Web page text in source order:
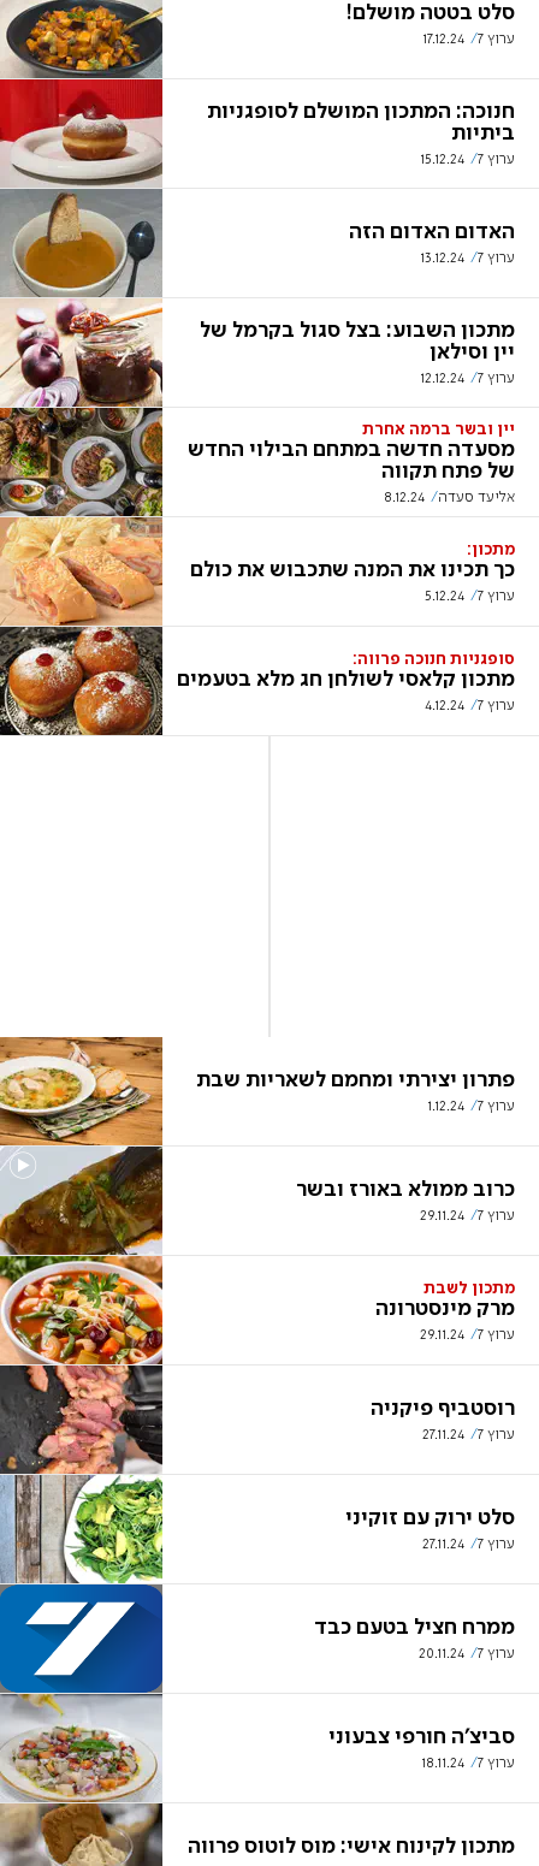
סלט בטטה מושלם!
ערוץ 7 17.12.24
חנוכה: המתכון המושלם לסופגניות
ביתיות
ערוץ 7 15.12.24
האדום האדום הזה
ערוץ 7 13.12.24
מתכון השבוע: בצל סגול בקרמל של
יין וסילאן
ערוץ 7 12.12.24
יין ובשר ברמה אחרת
מסעדה חדשה במתחם הבילוי החדש
של פתח תקווה
אליעד סעדה 8.12.24
מתכון:
כך תכינו את המנה שתכבוש את כולם
ערוץ 7 5.12.24
סופגניות חנוכה פרווה:
מתכון קלאסי לשולחן חג מלא בטעמים
ערוץ 7 4.12.24
פתרון יצירתי ומחמם לשאריות שבת
ערוץ 7 1.12.24
כרוב ממולא באורז ובשר
ערוץ 7 29.11.24
מתכון לשבת
מרק מינסטרונה
ערוץ 7 29.11.24
רוסטביף פיקניה
ערוץ 7 27.11.24
סלט ירוק עם זוקיני
ערוץ 7 27.11.24
ממרח חציל בטעם כבד
ערוץ 7 20.11.24
סביצ'ה חורפי צבעוני
ערוץ 7 18.11.24
מתכון לקינוח אישי: מוס לוטוס פרווה